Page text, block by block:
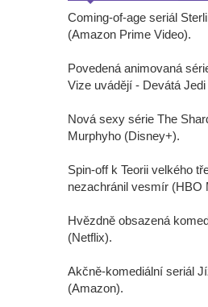
Coming-of-age seriál
(Amazon Prime Video).
Povedená animovaná
Vize uvádějí - Devátá
Nová sexy série The
Murphyho (Disney+).
Spin-off k Teorii velkého
nezachránil vesmír (HBO
Hvězdně obsazená
(Netflix).
Akčně-komediální seriál
(Amazon).